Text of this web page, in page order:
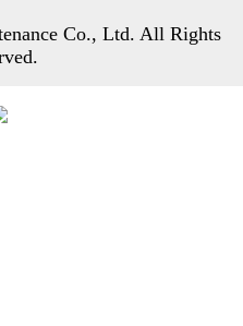
Co., Ltd. All Rights